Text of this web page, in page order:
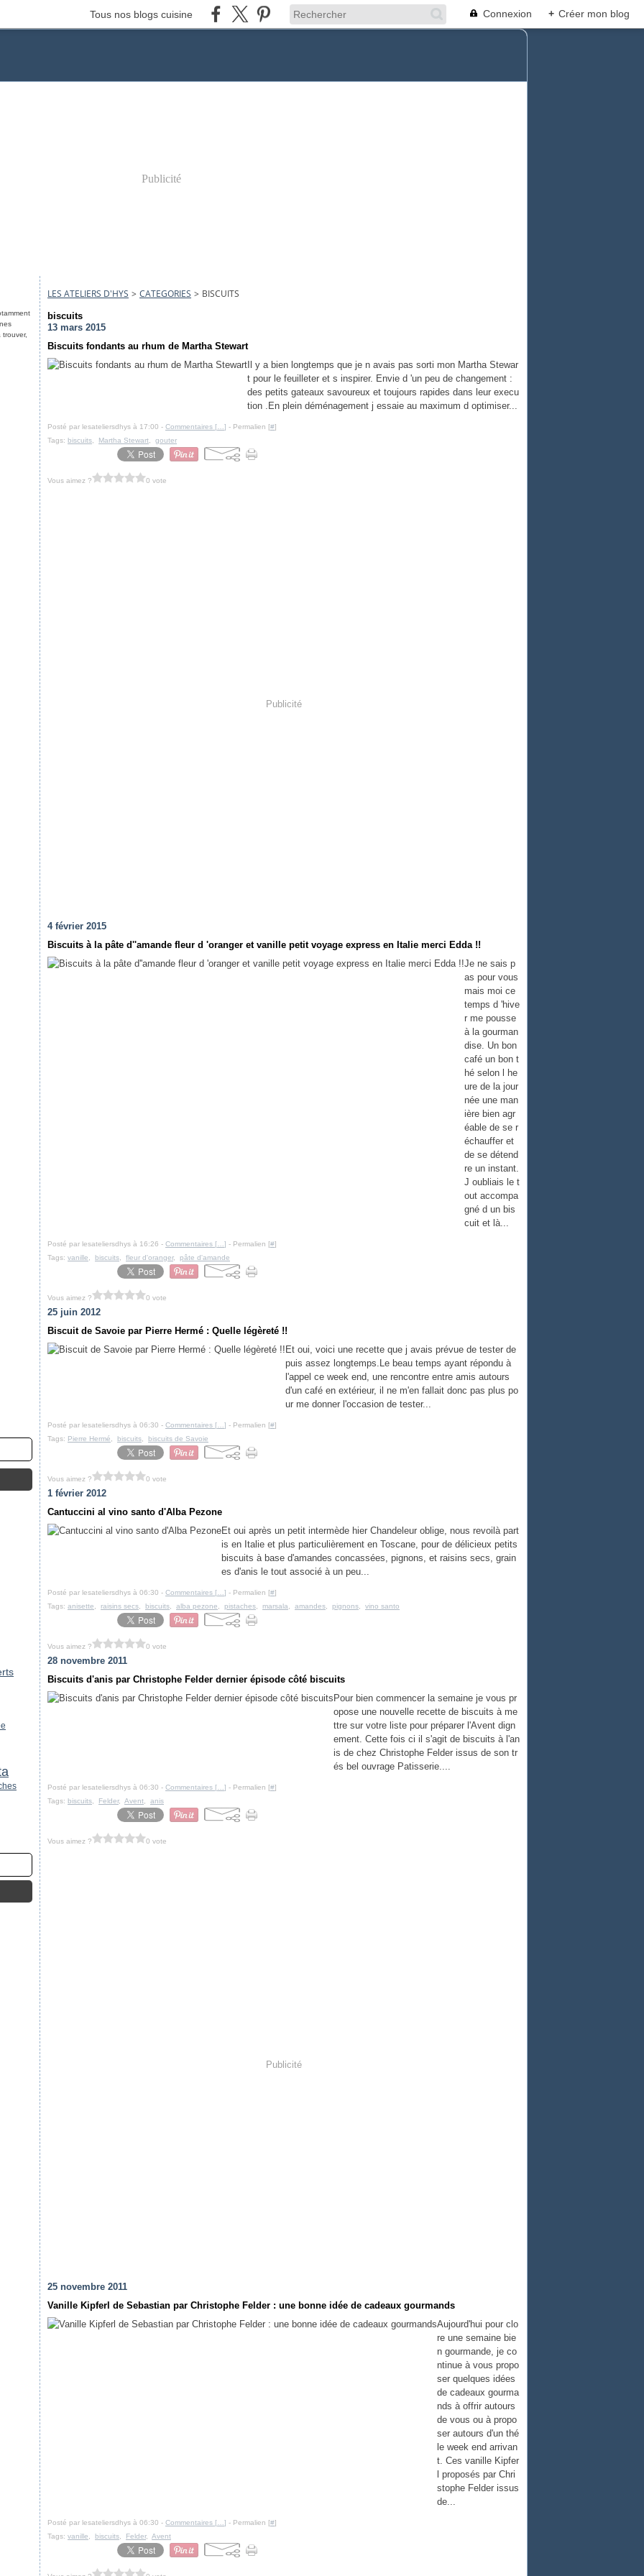
Tous nos blogs cuisine Connexion + Créer mon blog
Publicité
LES ATELIERS D'HYS > CATEGORIES > BISCUITS
biscuits
13 mars 2015
Biscuits fondants au rhum de Martha Stewart
Il y a bien longtemps que je n avais pas sorti mon Martha Stewar
t pour le feuilleter et s inspirer. Envie d 'un peu de changement :
des petits gateaux savoureux et toujours rapides dans leur execu
tion .En plein déménagement j essaie au maximum d optimiser...
Posté par lesateliersdhys à 17:00 - Commentaires [ ] - Permalien [#]
Tags: biscuits Martha Stewart gouter
Vous aimez ? 0 vote
Publicité
4 février 2015
Biscuits à la pâte d''amande fleur d 'oranger et vanille petit voyage express en Italie merci Edda !!
Je ne sais p
as pour vous
mais moi ce
temps d 'hive
r me pousse
à la gourman
dise. Un bon
café un bon t
hé selon l he
ure de la jour
née une man
ière bien agr
éable de se r
échauffer et
de se détend
re un instant.
J oubliais le t
out accompa
gné d un bis
cuit et là...
Posté par lesateliersdhys à 16:26 - Commentaires [ ] - Permalien [#]
Tags: vanille biscuits fleur d'oranger, pâte d'amande
Vous aimez ? 0 vote
25 juin 2012
Biscuit de Savoie par Pierre Hermé : Quelle légèreté !!
Et oui, voici une recette que j avais prévue de tester de
puis assez longtemps.Le beau temps ayant répondu à
l'appel ce week end, une rencontre entre amis autours
d'un café en extérieur, il ne m'en fallait donc pas plus po
ur me donner l'occasion de tester...
Posté par lesateliersdhys à 06:30 - Commentaires [ ] - Permalien [#]
Tags: Pierre Hermé biscuits biscuits de Savoie
Vous aimez ? 0 vote
1 février 2012
Cantuccini al vino santo d'Alba Pezone
Et oui après un petit intermède hier Chandeleur oblige, nous revoilà part
is en Italie et plus particulièrement en Toscane, pour de délicieux petits
biscuits à base d'amandes concassées, pignons, et raisins secs, grain
es d'anis le tout associé à un peu...
Posté par lesateliersdhys à 06:30 - Commentaires [ ] - Permalien [#]
Tags: anisette raisins secs biscuits alba pezone pistaches marsala amandes pignons vino santo
Vous aimez ? 0 vote
28 novembre 2011
Biscuits d'anis par Christophe Felder dernier épisode côté biscuits
Pour bien commencer la semaine je vous pr
opose une nouvelle recette de biscuits à me
ttre sur votre liste pour préparer l'Avent dign
ement. Cette fois ci il s'agit de biscuits à l'an
is de chez Christophe Felder issus de son tr
és bel ouvrage Patisserie....
Posté par lesateliersdhys à 06:30 - Commentaires [ ] - Permalien [#]
Tags: biscuits Felder, Avent anis
Vous aimez ? 0 vote
Publicité
25 novembre 2011
Vanille Kipferl de Sebastian par Christophe Felder : une bonne idée de cadeaux gourmands
Aujourd'hui pour clo
re une semaine bie
n gourmande, je co
ntinue à vous propo
ser quelques idées
de cadeaux gourma
nds à offrir autours
de vous ou à propo
ser autours d'un thé
le week end arrivan
t. Ces vanille Kipfer
l proposés par Chri
stophe Felder issus
de...
Posté par lesateliersdhys à 06:30 - Commentaires [ ] - Permalien [#]
Tags: vanille biscuits Felder, Avent